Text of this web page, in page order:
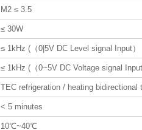
M2 ≤ 3.5
≤ 30W
≤ 1kHz (（0|5V DC Level signal Input）
≤ 1kHz (（0~5V DC Voltage signal Input
TEC refrigeration / heating
< 5 minutes
10℃~40℃